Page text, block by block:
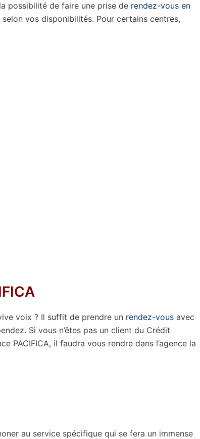
possibilité de faire une prise de rendez-vous en
selon vos disponibilités. Pour certains centres,
voix ? Il suffit de prendre un rendez-vous avec
Si vous n’êtes pas un client du Crédit
PACIFICA, il faudra vous rendre dans l’agence la
au service spécifique qui se fera un immense